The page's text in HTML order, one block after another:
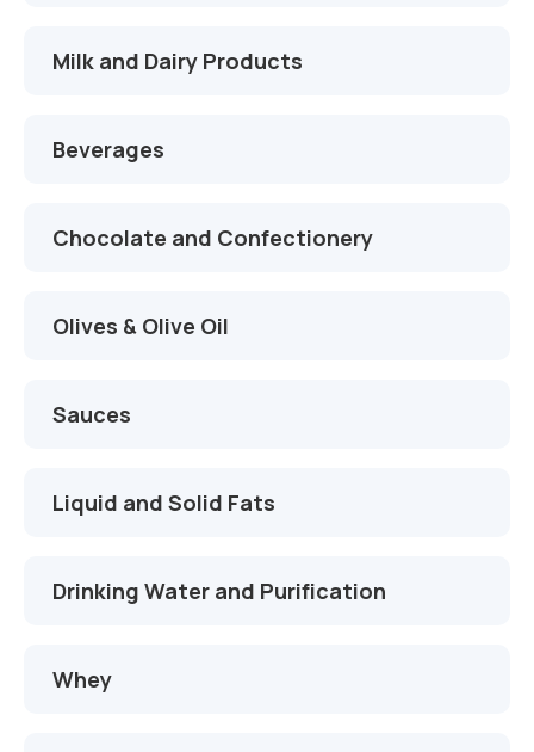
Süt Tankları
Alkol Proses Tankları
Montaj ve Devreye Alma
Milk and Dairy Products
Beverages
Chocolate and Confectionery
Olives & Olive Oil
Sauces
Liquid and Solid Fats
Drinking Water and Purification
Whey